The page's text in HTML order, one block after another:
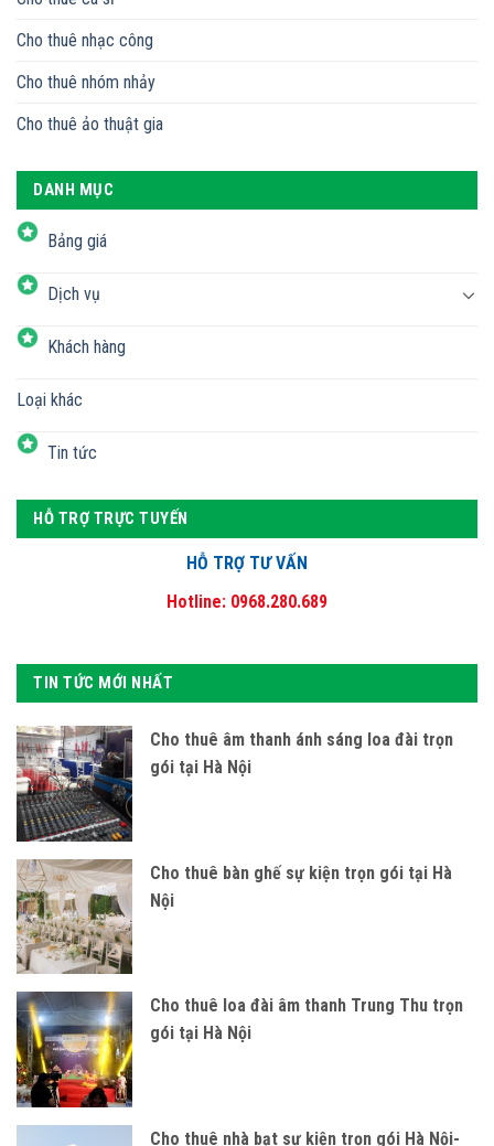
Cho thuê nhạc công
Cho thuê nhóm nhảy
Cho thuê ảo thuật gia
DANH MỤC
Bảng giá
Dịch vụ
Khách hàng
Loại khác
Tin tức
HỖ TRỢ TRỰC TUYẾN
HỖ TRỢ TƯ VẤN
Hotline: 0968.280.689
TIN TỨC MỚI NHẤT
Cho thuê âm thanh ánh sáng loa đài trọn
gói tại Hà Nội
Cho thuê bàn ghế sự kiện trọn gói tại Hà
Nội
Cho thuê loa đài âm thanh Trung Thu trọn
gói tại Hà Nội
Cho thuê nhà bạt sự kiện trọn gói Hà Nội-